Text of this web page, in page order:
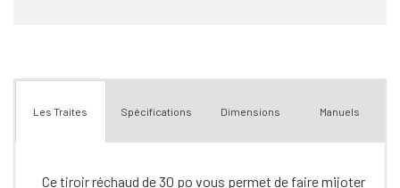
Les Traites Spécifications Dimensions Manuels
Ce tiroir réchaud de 30 po vous permet de faire mijoter